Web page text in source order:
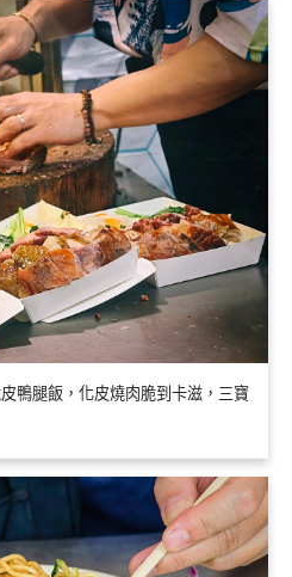
鴨腿飯，化皮燒肉脆到卡滋，三寶